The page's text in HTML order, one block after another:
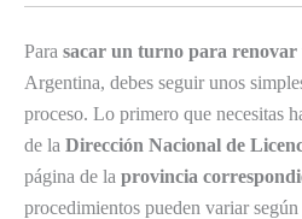
Para sacar un turno para
Argentina, debes seguir unos
proceso. Lo primero que necesitas
de la Dirección Nacional de
página de la provincia
procedimientos pueden variar